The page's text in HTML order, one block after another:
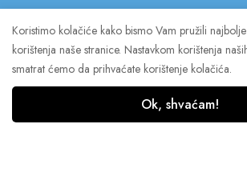
© 2023 Lively Pharm. Sva prava
Koristimo kolačiće kako bismo Vam pružili
korištenja naše stranice. Nastavkom korištenja
smatrat ćemo da prihvaćate korištenje kolačića.
Ok, shvaćam!